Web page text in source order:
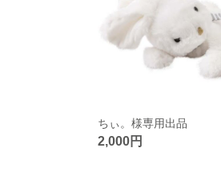
ちぃ。様専用出品
2,000円